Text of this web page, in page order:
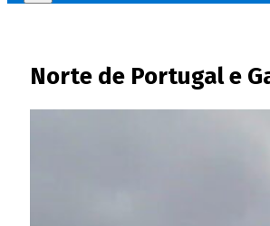
Norte de Portugal e